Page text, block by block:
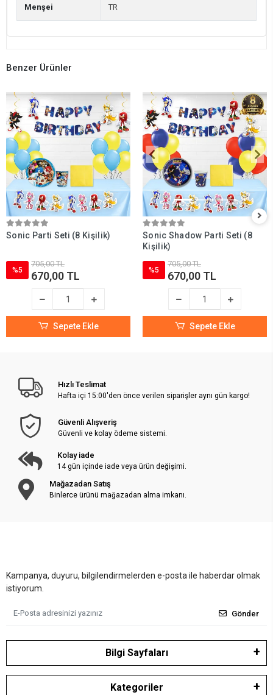
Menşei TR
Benzer Ürünler
Sonic Parti Seti (8 Kişilik)
%5
705,00 TL
670,00 TL
Sepete Ekle
Sonic Shadow Parti Seti (8
Kişilik)
%5
705,00 TL
670,00 TL
Sepete Ekle
Hızlı Teslimat
Hafta içi 15:00'den önce verilen siparişler aynı gün kargo!
Güvenli Alışveriş
Güvenli ve kolay ödeme sistemi.
Kolay iade
14 gün içinde iade veya ürün değişimi.
Mağazadan Satış
Binlerce ürünü mağazadan alma imkanı.
Kampanya, duyuru, bilgilendirmelerden e-posta ile haberdar olmak
istiyorum.
Gönder
Bilgi Sayfaları
Kategoriler